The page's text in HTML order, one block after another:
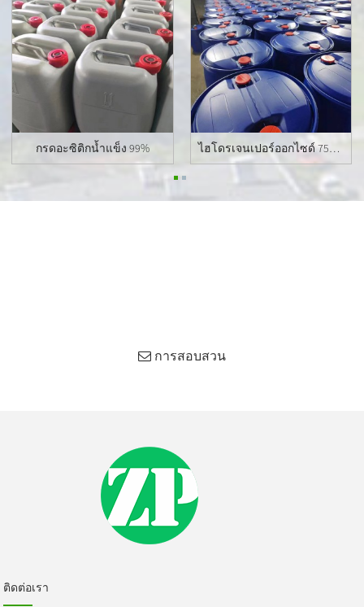
กรดอะซิติกน้ำแข็ง 99% ไฮโดรเจนเปอร์ออกไซด์ 75% 50% 27.5%
การสอบสวน
ติดต่อเรา